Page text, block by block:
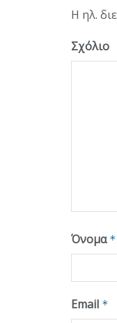
Η ηλ.
Σχόλιο
Όνομα *
Email *